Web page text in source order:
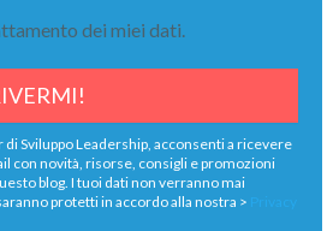
dei miei dati.
Sviluppo Leadership, acconsenti a ricevere
con novità, risorse, consigli e promozioni
blog. I tuoi dati non verranno mai
protetti in accordo alla nostra > Privacy